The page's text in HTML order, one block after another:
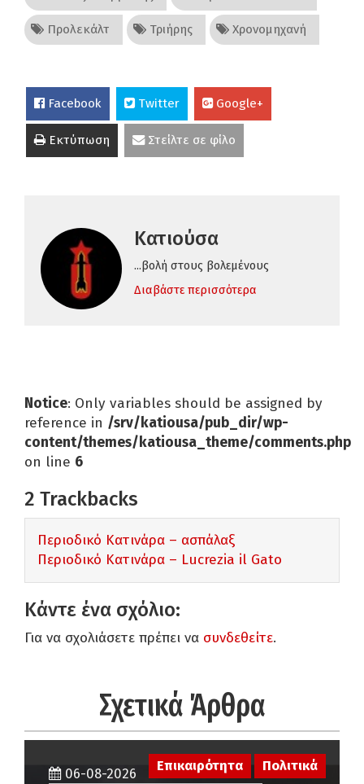
Προλεκάλτ Τριήρης Χρονομηχανή
Facebook Twitter Google+
Εκτύπωση Στείλτε σε φίλο
Κατιούσα
...βολή στους βολεμένους
Διαβάστε περισσότερα
Notice: Only variables should be assigned by
reference in /srv/katiousa/pub_dir/wp-
content/themes/katiousa_theme/comments.php
on line 6
2 Trackbacks
Περιοδικό Κατινάρα – ασπάλαξ
Περιοδικό Κατινάρα – Lucrezia il Gato
Κάντε ένα σχόλιο:
Για να σχολιάσετε πρέπει να συνδεθείτε.
Σχετικά Άρθρα
Επικαιρότητα Πολιτικά
06-08-2026